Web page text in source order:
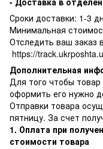
Сроки доставки: 1-3
Минимальная
Отследить ваш заказ
https://
Дополнительная
Для того чтобы
оформить его нужно
Отправки товара
пятницу. За счет
1. Оплата при
стоимости товара